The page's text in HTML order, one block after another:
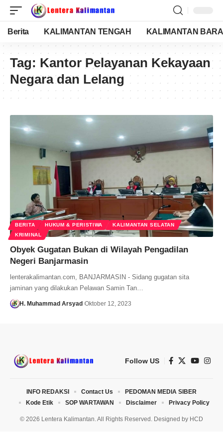
Berita KALIMANTAN TENGAH KALIMANTAN
Tag: Kantor Pelayanan Kekayaan
Negara dan Lelang
BERITA HUKUM & PERISTIWA
KALIMANTAN SELATAN
KRIMINAL
Obyek Gugatan Bukan di Wilayah Pengadilan
Negeri Banjarmasin
lenterakalimantan.com, BANJARMASIN - Sidang gugatan sita
jaminan yang dilakukan Pelawan Samin Tan…
H. Muhammad Arsyad Oktober 12, 2023
Follow US
© 2026 Lentera Kalimantan. All Rights Reserved. Designed by HCD
INFO REDAKSI Contact Us
PEDOMAN MEDIA SIBER
Kode Etik
SOP WARTAWAN Disclaimer Privacy Policy